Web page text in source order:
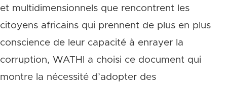
et multidimensionnels que rencontrent les
citoyens africains qui prennent de plus en plus
conscience de leur capacité à enrayer la
corruption, WATHI a choisi ce document qui
montre la nécessité d’adopter des